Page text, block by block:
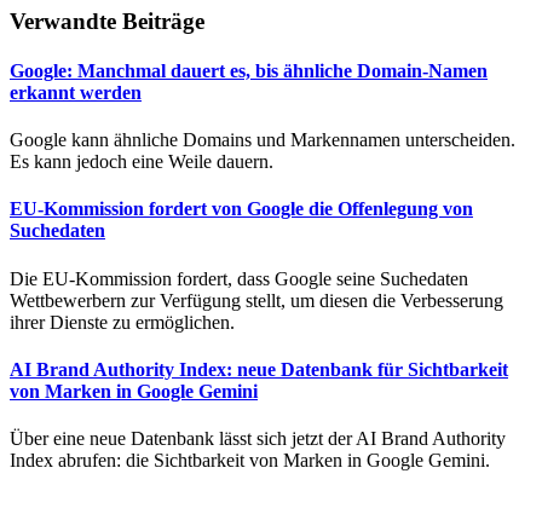
Verwandte Beiträge
Google: Manchmal dauert es, bis ähnliche Domain-Namen
erkannt werden
Google kann ähnliche Domains und Markennamen unterscheiden.
Es kann jedoch eine Weile dauern.
EU-Kommission fordert von Google die Offenlegung von
Suchedaten
Die EU-Kommission fordert, dass Google seine Suchedaten
Wettbewerbern zur Verfügung stellt, um diesen die Verbesserung
ihrer Dienste zu ermöglichen.
AI Brand Authority Index: neue Datenbank für Sichtbarkeit
von Marken in Google Gemini
Über eine neue Datenbank lässt sich jetzt der AI Brand Authority
Index abrufen: die Sichtbarkeit von Marken in Google Gemini.